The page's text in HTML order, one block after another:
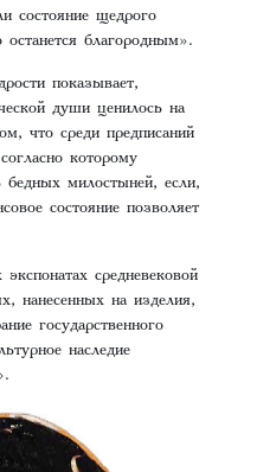
состояние щедрого
останется благородным».
показывает,
души ценилось на
что среди предписаний
которому
бедных милостыней, если,
состояние позволяет
средневековой
нанесенных на изделия,
государственного
наследие